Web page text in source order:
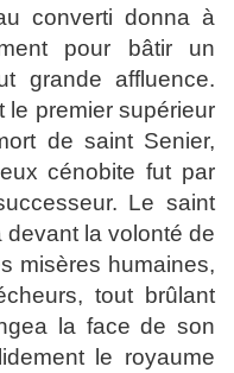
converti donna à
pour bâtir un
grande affluence.
le premier supérieur
de saint Senier,
cénobite fut par
Le saint
la volonté de
misères humaines,
tout brûlant
la face de son
le royaume